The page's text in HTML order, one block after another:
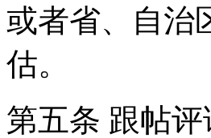
或者省、自治
估。
第五条 跟帖